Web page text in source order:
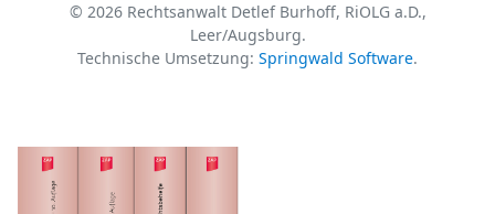
© 2026 Rechtsanwalt Detlef Burhoff, RiOLG a.D.,
Leer/Augsburg.
Technische Umsetzung: Springwald Software.